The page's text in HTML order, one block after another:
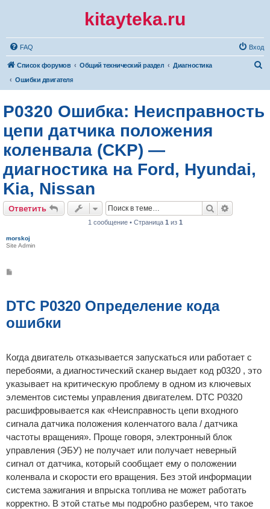
kitayteka.ru
FAQ Вход
Список форумов Общий технический раздел
Диагностика
Ошибки двигателя
P0320 Ошибка: Неисправность
цепи датчика положения
коленвала (CKP) —
диагностика на Ford, Hyundai,
Kia, Nissan
Ответить Поиск
1 сообщение • Страница 1 из 1
morskoj
Site Admin
щ
е
и
е
DTC P0320 Определение кода
ошибки
Когда двигатель отказывается запускаться или работает с
перебоями, а диагностический сканер выдает код p0320 , это
указывает на критическую проблему в одном из ключевых
элементов системы управления двигателем. DTC P0320
расшифровывается как «Неисправность цепи входного
сигнала датчика положения коленчатого вала / датчика
частоты вращения». Проще говоря, электронный блок
управления (ЭБУ) не получает или получает неверный
сигнал от датчика, который сообщает ему о положении
коленвала и скорости его вращения. Без этой информации
система зажигания и впрыска топлива не может работать
корректно. В этой статье мы подробно разберем, что такое